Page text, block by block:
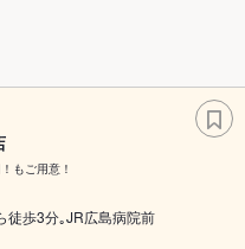
もご用意！
徒歩3分｡JR広島病院前